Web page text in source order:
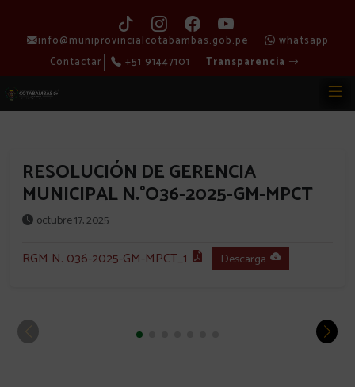
info@muniprovincialcotabambas.gob.pe
whatsapp
Contactar
+51 91447101 Transparencia
RESOLUCIÓN DE GERENCIA
MUNICIPAL N.°O36-2025-GM-MPCT
octubre 17, 2025
RGM N. 036-2025-GM-MPCT_1 Descarga